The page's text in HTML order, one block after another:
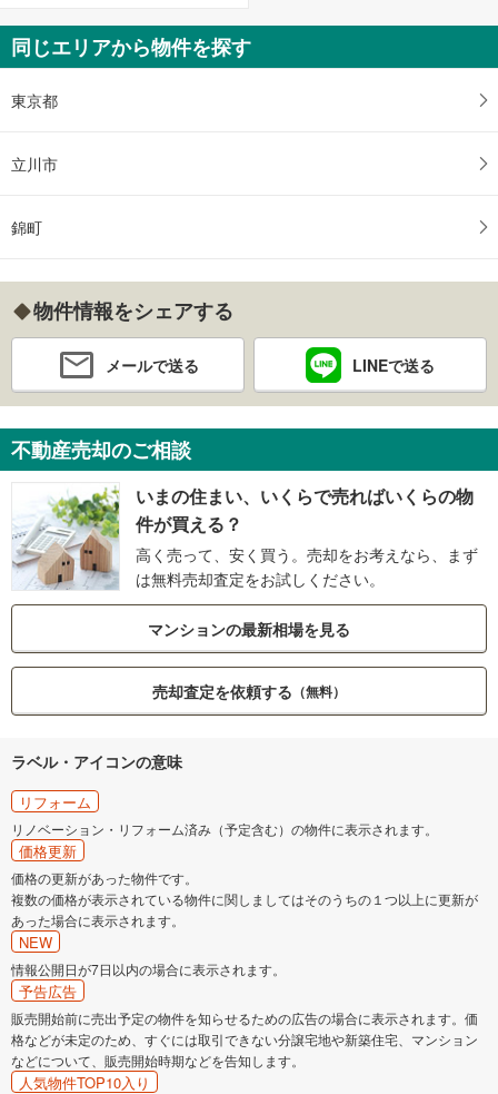
同じエリアから物件を探す
東京都
立川市
錦町
物件情報をシェアする
メールで送る LINEで送る
不動産売却のご相談
いまの住まい、いくらで売ればいくらの物
件が買える？
高く売って、安く買う。売却をお考えなら、まず
は無料売却査定をお試しください。
マンションの最新相場を見る
売却査定を依頼する （無料）
ラベル・アイコンの意味
リフォーム
リノベーション・リフォーム済み（予定含む）の物件に表示されます。
価格更新
価格の更新があった物件です。
複数の価格が表示されている物件に関しましてはそのうちの１つ以上に更新が
あった場合に表示されます。
NEW
情報公開日が7日以内の場合に表示されます。
予告広告
販売開始前に売出予定の物件を知らせるための広告の場合に表示されます。価
格などが未定のため、すぐには取引できない分譲宅地や新築住宅、マンション
などについて、販売開始時期などを告知します。
人気物件TOP10入り